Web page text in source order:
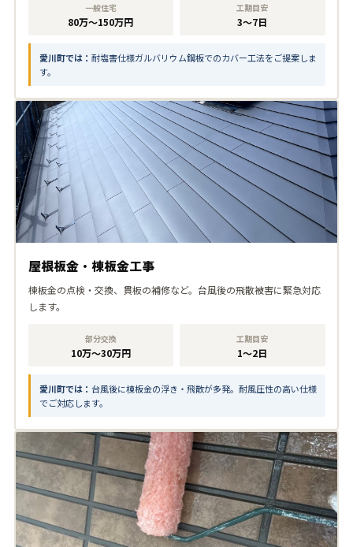
一般住宅
80万〜150万円
工期目安
3〜7日
愛川町では： 耐塩害仕様ガルバリウム鋼板でのカバー工法をご提案しま
す。
屋根板金・棟板金工事
棟板金の点検・交換、貫板の補修など。台風後の飛散被害に緊急対応
します。
部分交換
10万〜30万円
工期目安
1〜2日
愛川町では： 台風後に棟板金の浮き・飛散が多発。耐風圧性の高い仕様
でご対応します。